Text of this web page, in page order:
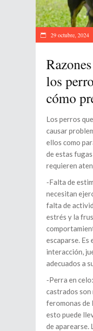
29 octubre, 2024
los
cómo
Los perros
causar
ellos como
de estas
requieren
-Falta de
necesitan
falta de
estrés y la
escaparse. Es
interacción,
adecuados a
-Perra en
castrados son
feromonas de
esto puede
de aparearse.